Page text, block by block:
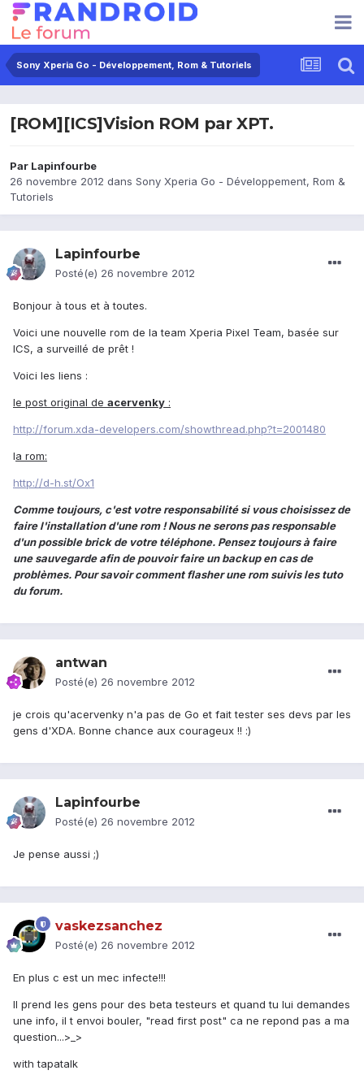
Sony Xperia Go - Développement, Rom & Tutoriels
[ROM][ICS]Vision ROM par XPT.
Par Lapinfourbe
26 novembre 2012 dans Sony Xperia Go - Développement, Rom &
Tutoriels
Lapinfourbe
Posté(e) 26 novembre 2012
Bonjour à tous et à toutes.
Voici une nouvelle rom de la team Xperia Pixel Team, basée sur
ICS, a surveillé de prêt !
Voici les liens :
le post original de acervenky :
http://forum.xda-developers.com/showthread.php?t=2001480
la rom:
http://d-h.st/Ox1
Comme toujours, c'est votre responsabilité si vous choisissez de
faire l'installation d'une rom ! Nous ne serons pas responsable
d'un possible brick de votre téléphone. Pensez toujours à faire
une sauvegarde afin de pouvoir faire un backup en cas de
problèmes. Pour savoir comment flasher une rom suivis les tuto
du forum.
antwan
Posté(e) 26 novembre 2012
je crois qu'acervenky n'a pas de Go et fait tester ses devs par les
gens d'XDA. Bonne chance aux courageux !! :)
Lapinfourbe
Posté(e) 26 novembre 2012
Je pense aussi ;)
vaskezsanchez
Posté(e) 26 novembre 2012
En plus c est un mec infecte!!!
Il prend les gens pour des beta testeurs et quand tu lui demandes
une info, il t envoi bouler, "read first post" ca ne repond pas a ma
question...>_>
with tapatalk